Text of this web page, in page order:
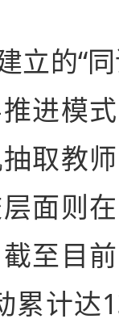
立的“
进模
取教
面则
至目
累计达